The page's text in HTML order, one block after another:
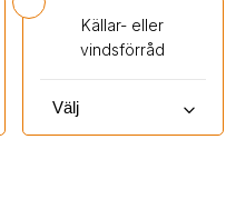
Källar- eller
vindsförråd
keyboard_arrow_down